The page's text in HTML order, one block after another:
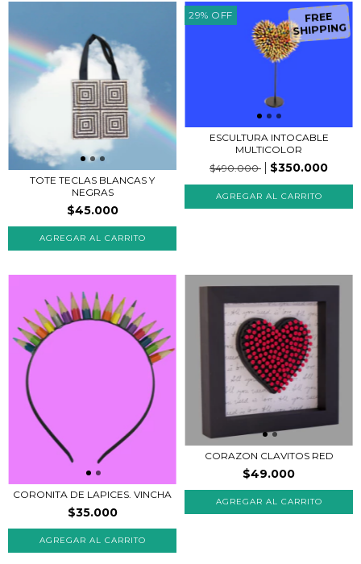
TOTE TECLAS BLANCAS Y
NEGRAS
$45.000
29% OFF FREE
SHIPPING
ESCULTURA INTOCABLE
MULTICOLOR
$490.000
$350.000
CORONITA DE LAPICES. VINCHA
$35.000
CORAZON CLAVITOS RED
$49.000
AGREGAR AL CARRITO